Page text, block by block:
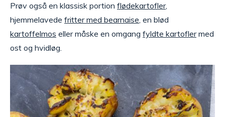
Prøv også en klassisk portion flødekartofler,
hjemmelavede fritter med bearnaise, en blød
kartoffelmos eller måske en omgang fyldte kartoflermed
ost og hvidløg.